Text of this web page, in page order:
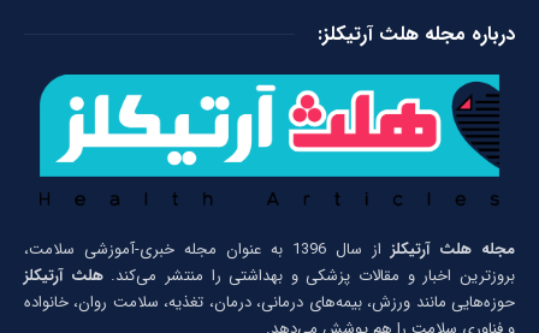
درباره مجله هلث آرتیکلز:
مجله هلث آرتیکلز
از سال 1396 به عنوان مجله خبری-آموزشی سلامت،
بروزترین اخبار و مقالات پزشکی و بهداشتی را منتشر می‌کند.هلث آرتیکلز
حوزه‌هایی مانند ورزش، بیمه‌های درمانی، درمان، تغذیه، سلامت روان، خانواده